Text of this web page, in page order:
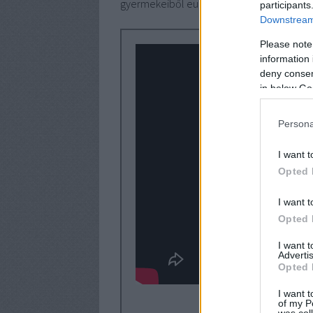
Please
information
deny
in below
I want
Opted
I want
Opted
I want
Opted
I want
of my
gyermekeiből európai szintű dinasztikus